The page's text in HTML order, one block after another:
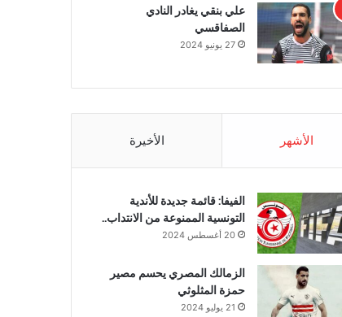
علي بنقي يغادر النادي
الصفاقسي
27 يونيو 2024
الأشهر الأخيرة
الفيفا: قائمة جديدة للأندية
التونسية الممنوعة من الانتداب..
20 أغسطس 2024
الزمالك المصري يحسم مصير
حمزة المثلوثي
21 يوليو 2024